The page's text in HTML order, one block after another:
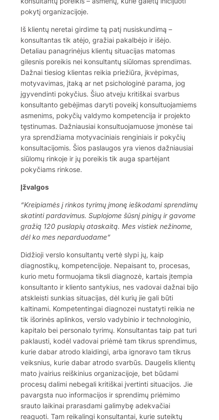
pokytį organizacijoje.
Iš klientų neretai girdime tą patį nusiskundimą –
konsultantas tik atėjo, gražiai pakalbėjo ir išėjo.
Detaliau panagrinėjus klientų situacijas matomas
gilesnis poreikis nei konsultantų siūlomas sprendimas.
Dažnai tiesiog klientas reikia priežiūra, įkvėpimas,
motyvavimas, įtaką ar net psichologinė parama, jog
įgyvendinti pokyčius. Šiuo atveju kritiškai svarbus
konsultanto gebėjimas daryti poveikį konsultuojamiems
asmenims, pokyčių valdymo kompetencija ir projekto
tęstinumas. Dažniausiai konsultuojamuose įmonėse tai
yra sprendžiama motyvaciniais renginiais ir pokyčių
konsultacijomis. Šios paslaugos yra vienos dažniausiai
siūlomų rinkoje ir jų poreikis tik auga spartėjant
pokyčiams rinkose.
Įžvalgos
“Kreipiamės į rinkos tyrimų įmonę ieškodami sprendimų
skatinti pardavimus. Suplojome šūsnį pinigų ir gavome
gražią 120 puslapių ataskaitą. Mes vistiek nežinome,
dėl ko mes neparduodame”
Didžioji verslo konsultantų vertė slypi jų, kaip
diagnostikų, kompetencijoje. Nepaisant to, procesas,
kurio metu formuojama tiksli diagnozė, kartais įtempia
konsultanto ir kliento santykius, nes vadovai dažnai bijo
atskleisti sunkias situacijas, dėl kurių jie gali būti
kaltinami. Kompetentingai diagnozei nustatyti reikia ne
tik išorinės aplinkos, verslo vadybinio ir technologinio,
kapitalo bei personalo tyrimų. Konsultantas taip pat turi
paklausti, kodėl vadovai priėmė tam tikrus sprendimus,
kurie dabar atrodo klaidingi, arba ignoravo tam tikrus
veiksnius, kurie dabar atrodo svarbūs. Daugelis klientų
mato įvairius reiškinius organizacijoje, bet būdami
procesų dalimi nebegali kritiškai įvertinti situacijos. Jie
pavargsta nuo informacijos ir sprendimų priėmimo
srauto laikinai prarasdami galimybę adekvačiai
reaguoti. Tam reikalingi konsultantai, kurie suteiktų